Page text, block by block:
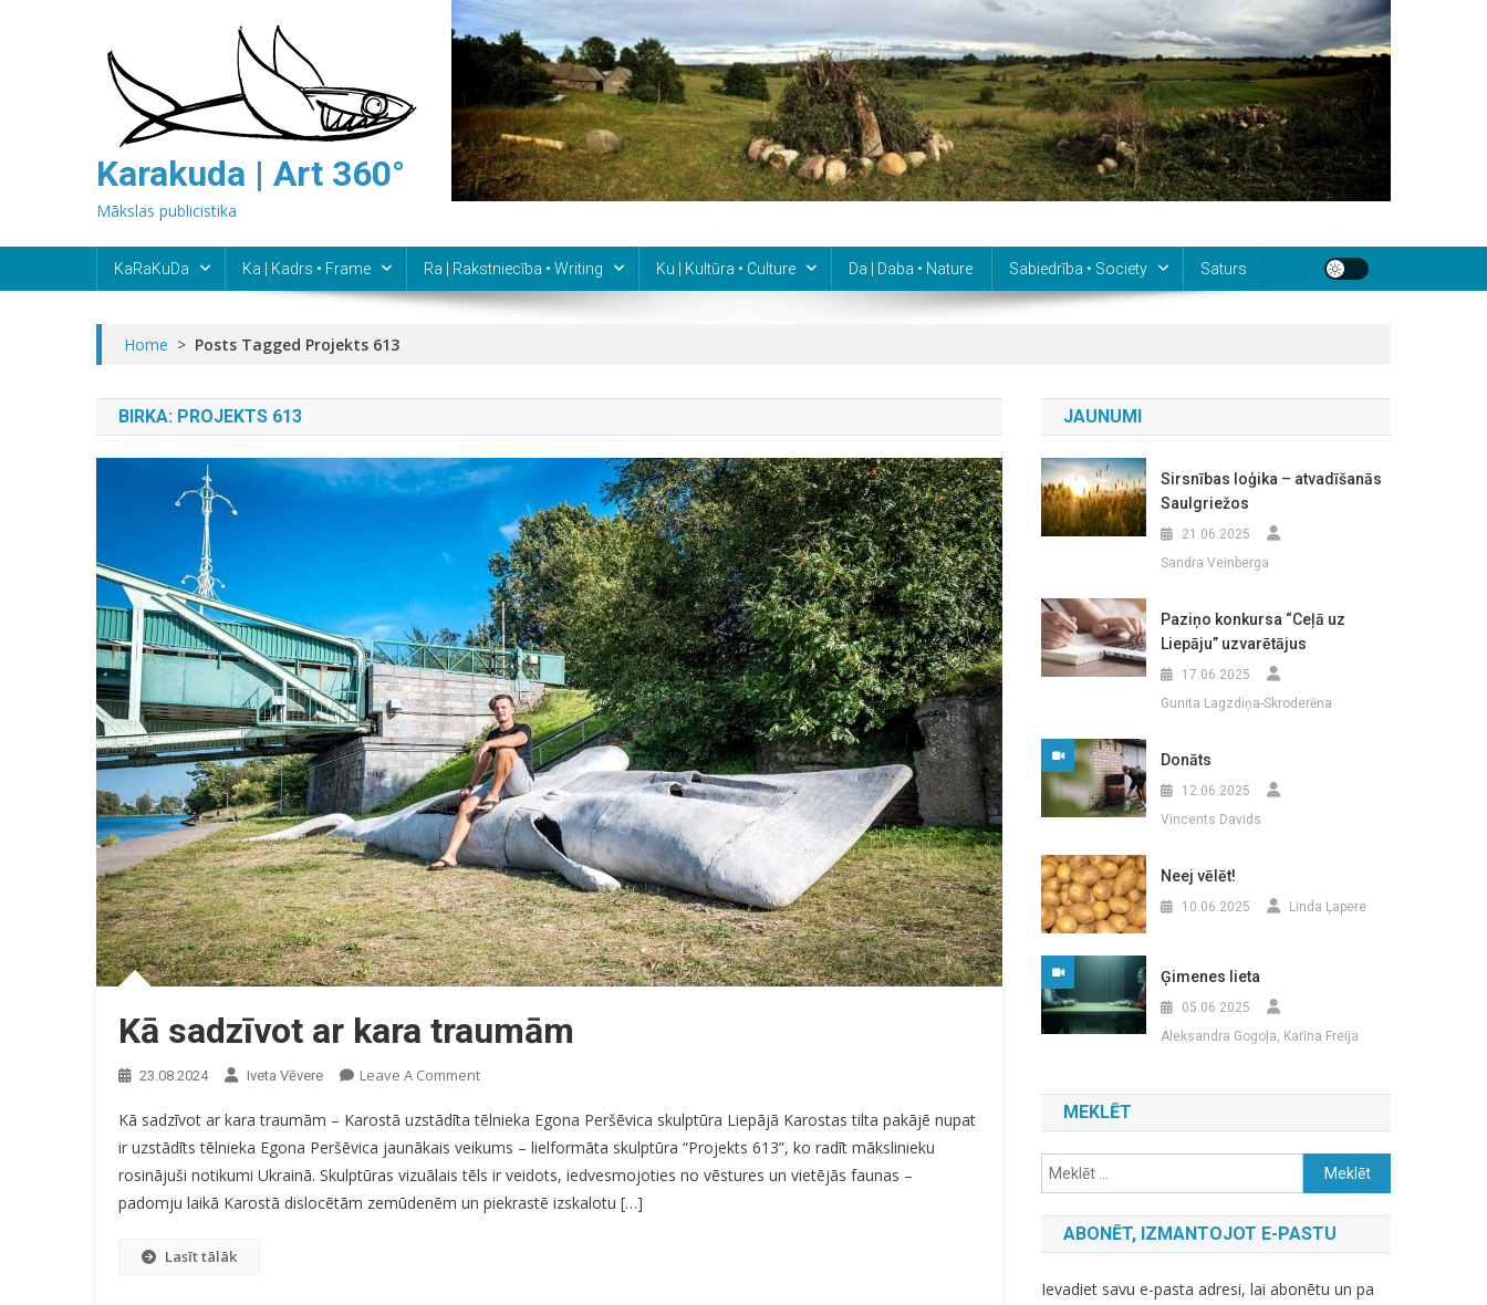
Karakuda | Art 360°
Mākslas publicistika
KaRaKuDa Ka | Kadrs • Frame Ra | Rakstniecība • Writing Ku | Kultūra • Culture Da | Daba • Nature Sabiedrība • Society Saturs
Home > Posts Tagged Projekts 613
BIRKA: PROJEKTS 613
Kā sadzīvot ar kara traumām
23.08.2024 Iveta Vēvere Leave A CommentOn
Sadzīvot
Ar
Kara
Traumām
Kā sadzīvot ar kara traumām – Karostā uzstādīta tēlnieka Egona Peršēvica skulptūra Liepājā Karostas tilta pakājē nupat
ir uzstādīts tēlnieka Egona Peršēvica jaunākais veikums – lielformāta skulptūra “Projekts 613”, ko radīt mākslinieku
rosinājuši notikumi Ukrainā. Skulptūras vizuālais tēls ir veidots, iedvesmojoties no vēstures un vietējās faunas –
padomju laikā Karostā dislocētām zemūdenēm un piekrastē izskalotu […]
Lasīt tālāk
JAUNUMI
Sirsnības loģika – atvadīšanās
Saulgriežos
21.06.2025
Sandra Veinberga
Paziņo konkursa “Ceļā uz
Liepāju” uzvarētājus
17.06.2025
Gunita Lagzdiņa-Skroderēna
Donāts
12.06.2025
Vincents Davids
Neej vēlēt!
10.06.2025 Linda Ļapere
Ģimenes lieta
05.06.2025
Aleksandra Gogoļa, Karīna Freija
MEKLĒT
Meklēt:
ABONĒT, IZMANTOJOT E-PASTU
Ievadiet savu e-pasta adresi, lai abonētu un pa